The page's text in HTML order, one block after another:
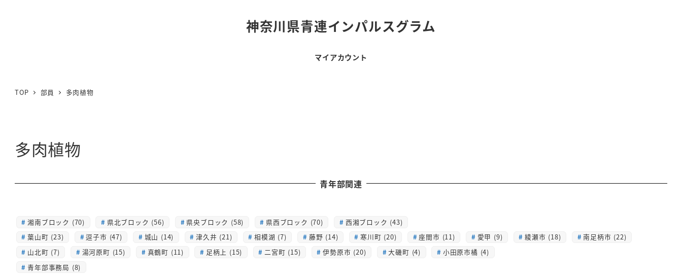
神奈川県青連インパルスグラム
マイアカウント
TOP 部員 多肉植物
多肉植物
青年部関連
湘南ブロック (70) 県北ブロック (56) 県央ブロック (58) 県西ブロック (70)
西湘ブロック (43)
葉山町 (23)
逗子市 (47) 城山 (14) 津久井 (21) 相模湖 (7) 藤野 (14) 寒川町 (20) 座間市 (11) 愛甲 (9) 綾瀬市 (18)
南足柄市 (22)
山北町 (7)
湯河原町 (15) 真鶴町 (11) 足柄上 (15) 二宮町 (15) 伊勢原市 (20) 大磯町 (4)
小田原市橘 (4)
青年部事務局 (8)